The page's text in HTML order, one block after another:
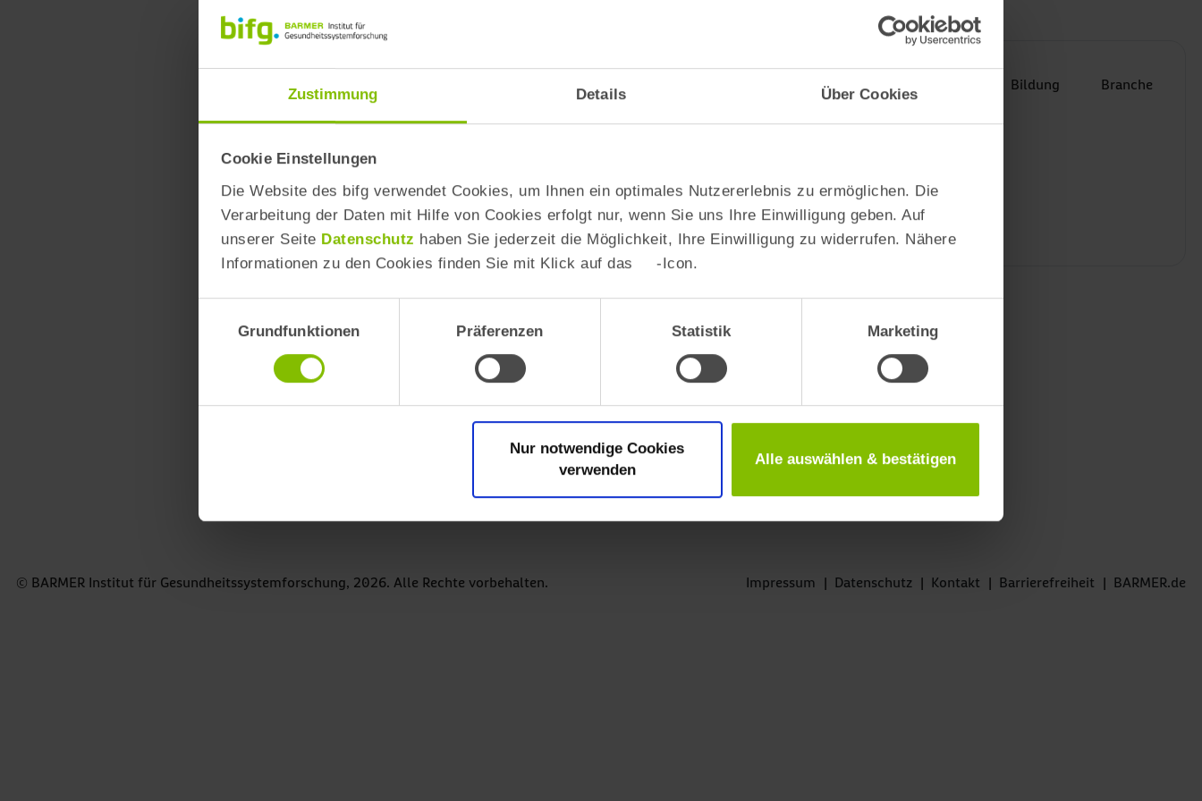
Zustimmung Details Über Cookies
Cookie Einstellungen
Die Website des bifg verwendet Cookies, um Ihnen ein optimales Nutzererlebnis zu ermöglichen. Die
Verarbeitung der Daten mit Hilfe von Cookies erfolgt nur, wenn Sie uns Ihre Einwilligung geben. Auf
unserer Seite Datenschutz haben Sie jederzeit die Möglichkeit, Ihre Einwilligung zu widerrufen. Nähere
Informationen zu den Cookies finden Sie mit Klick auf das
-Icon.
Grundfunktionen
Präferenzen Statistik Marketing
Nur notwendige Cookies
verwenden
Alle auswählen & bestätigen
Soziodemografische Merkmale
Einkommen Personengruppe Bildung Branche
© BARMER Institut für Gesundheitssystemforschung, 2026. Alle Rechte vorbehalten. Impressum | Datenschutz | Kontakt | Barrierefreiheit | BARMER.de